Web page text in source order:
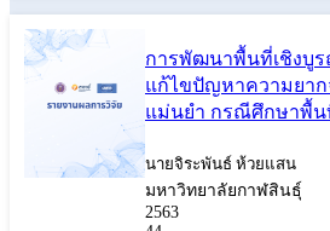
การพัฒนาพื้นที่เชิงบู
แก้ไขปัญหาความยาก
แม่นยำ กรณีศึกษาพื้น
นายจิระพันธ์ ห้วยแสน
มหาวิทยาลัยกาฬสินธุ์
2563